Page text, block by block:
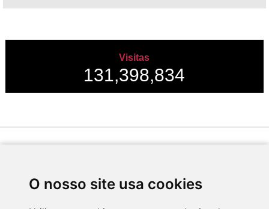
O nosso site usa cookies
Visitas
131,398,834